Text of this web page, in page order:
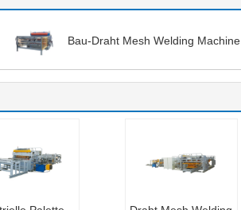
Bau-Draht Mesh Welding Machine